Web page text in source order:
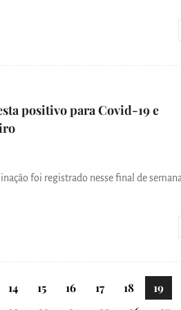
positivo para Covid-19 e
foi registrado nesse final de
14 15 16 17 18
19